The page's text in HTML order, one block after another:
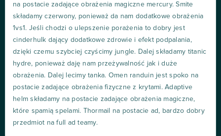
na postacie zadające obrażenia magiczne mercury. Smite
składamy czerwony, ponieważ da nam dodatkowe obrażenia
1vs1. Jeśli chodzi o ulepszenie porażenia to dobry jest
cinderhulk dający dodatkowe zdrowie i efekt podpalania,
dzięki czemu szybciej czyścimy jungle. Dalej składamy titanic
hydre, ponieważ daję nam przeżywalność jak i duże
obrażenia. Dalej lecimy tanka. Omen randuin jest spoko na
postacie zadające obrażenia fizyczne z krytami. Adaptive
helm składamy na postacie zadające obrażenia magiczne,
które spamią spelami. Thormail na postacie ad, bardzo dobry
przedmiot na full ad teamy.